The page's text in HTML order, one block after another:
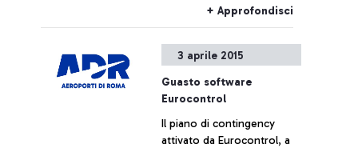
faranno decollare ancora
prima del volo.
+ Approfondisci
3 aprile 2015
Guasto software
Eurocontrol
Il piano di contingency
attivato da Eurocontrol, a